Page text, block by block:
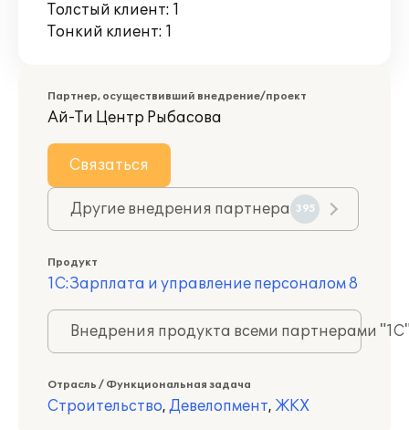
Толстый клиент: 1
Тонкий клиент: 1
Партнер, осуществивший внедрение/проект
Ай-Ти Центр Рыбасова
Связаться
Другие внедрения партнера 395
Продукт
1С:Зарплата и управление персоналом 8
Внедрения продукта всеми партнерами
Отрасль / Функциональная задача
Строительство, Девелопмент, ЖКХ